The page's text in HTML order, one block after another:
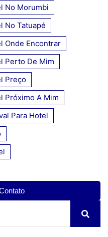
No Morumbi
No Tatuapé
Onde Encontrar
Perto De Mim
Preço
Próximo A Mim
Para Hotel